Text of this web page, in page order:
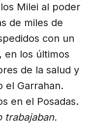
Milei al poder
de miles de
con un
en los últimos
de la salud y
el Garrahan.
en el Posadas.
trabajaban.